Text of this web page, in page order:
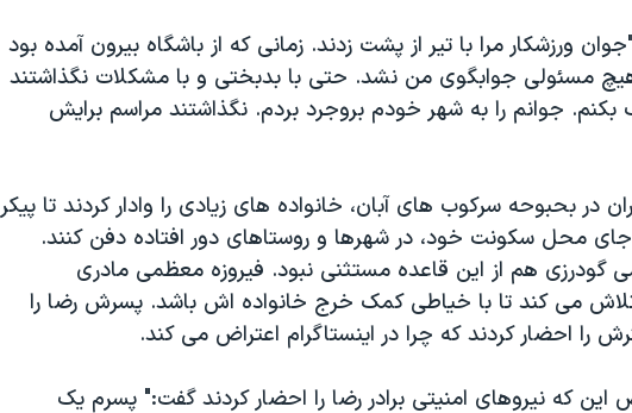
ورزشکار مرا با تیر از پشت زدند. زمانی که از باشگاه بیرون آمده بود
و هیچ مسئولی جوابگوی من نشد. حتی با بدبختی و با مشکلات نگذاشتند
بکنم. جوانم را به شهر خودم بروجرد بردم. نگذاشتند مراسم برایش
در بحبوحه سرکوب های آبان، خانواده های زیادی را وادار کردند تا پیکر
جای محل سکونت خود، در شهرها و روستاهای دور افتاده دفن کنند.
گودرزی هم از این قاعده مستثنی نبود. فیروزه معظمی مادری
می کند تا با خیاطی کمک خرج خانواده اش باشد. پسرش رضا را
را احضار کردند که چرا در اینستاگرام اعتراض می کند.
که نیروهای امنیتی برادر رضا را احضار کردند گفت:" پسرم یک